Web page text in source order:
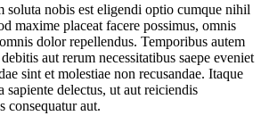
soluta nobis est eligendi optio cumque nihil
maxime placeat facere possimus, omnis
dolor repellendus. Temporibus autem
aut rerum necessitatibus saepe eveniet
sint et molestiae non recusandae. Itaque
sapiente delectus, ut aut reiciendis
consequatur aut.